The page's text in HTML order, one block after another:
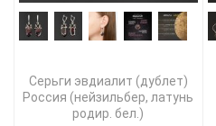
Серьги эвдиалит (дублет)
Россия (нейзильбер, латунь
родир. бел.)